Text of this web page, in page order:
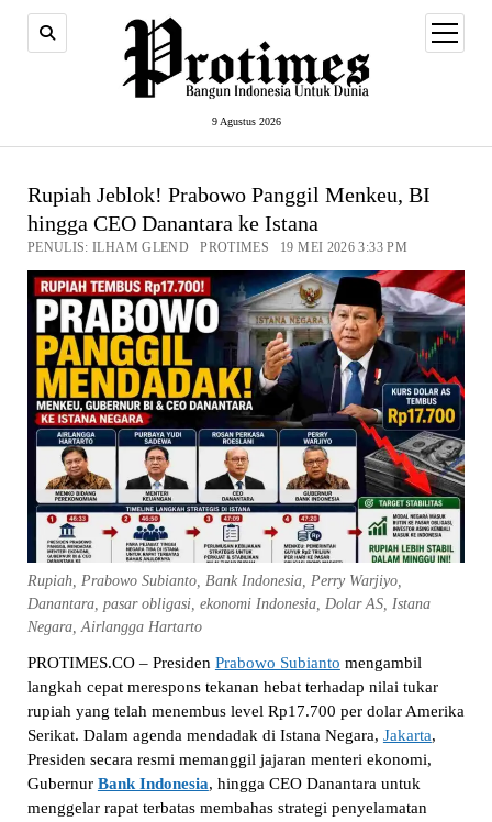
9 Agustus 2026
open
menu
Rupiah Jeblok! Prabowo Panggil Menkeu, BI
hingga CEO Danantara ke Istana
PENULIS: ILHAM GLEND PROTIMES 19 MEI 2026 3:33 PM
Rupiah, Prabowo Subianto, Bank Indonesia, Perry Warjiyo,
Danantara, pasar obligasi, ekonomi Indonesia, Dolar AS, Istana
Negara, Airlangga Hartarto
PROTIMES.CO – Presiden Prabowo Subianto mengambil
langkah cepat merespons tekanan hebat terhadap nilai tukar
rupiah yang telah menembus level Rp17.700 per dolar Amerika
Serikat. Dalam agenda mendadak di Istana Negara, Jakarta,
Presiden secara resmi memanggil jajaran menteri ekonomi,
Gubernur Bank Indonesia, hingga CEO Danantara untuk
menggelar rapat terbatas membahas strategi penyelamatan